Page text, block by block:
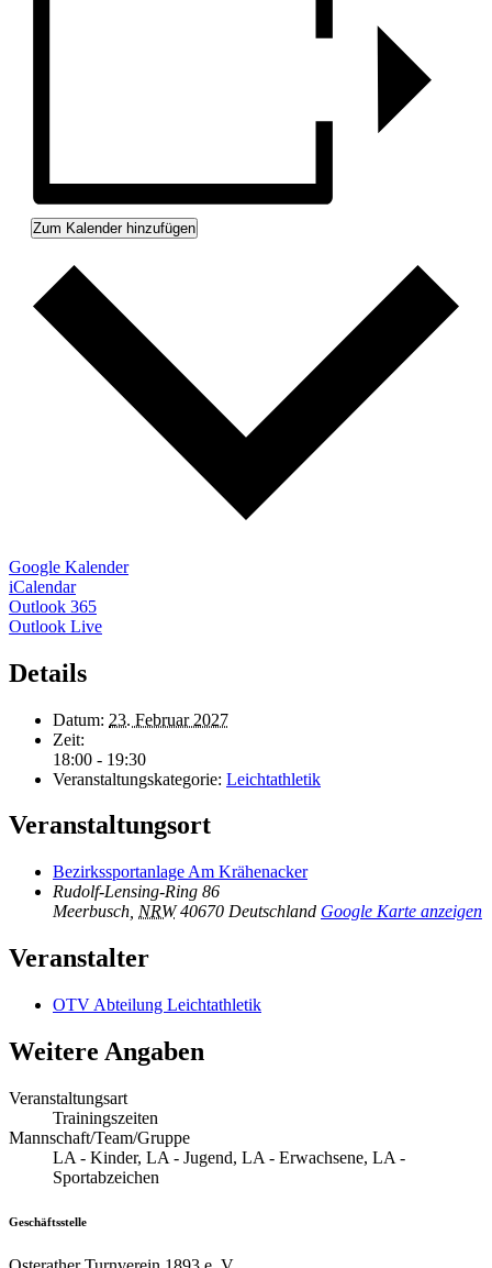
Zum Kalender hinzufügen
Google Kalender
iCalendar
Outlook 365
Outlook Live
Details
Datum: 23. Februar 2027
Zeit:
18:00 - 19:30
Veranstaltungskategorie: Leichtathletik
Veranstaltungsort
Bezirkssportanlage Am Krähenacker
Rudolf-Lensing-Ring 86
Meerbusch NRW 40670 Deutschland Google Karte anzeigen
Veranstalter
OTV Abteilung Leichtathletik
Weitere Angaben
Veranstaltungsart
Trainingszeiten
Mannschaft/Team/Gruppe
LA - Kinder, LA - Jugend, LA - Erwachsene, LA -
Sportabzeichen
Geschäftsstelle